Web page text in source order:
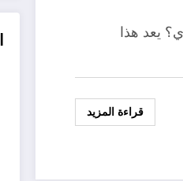
يعد هذا
قراءة المزيد